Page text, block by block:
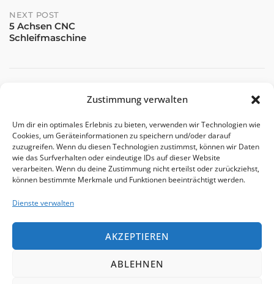
Zustimmung verwalten
Um dir ein optimales Erlebnis zu bieten, verwenden wir Technologien wie
Cookies, um Geräteinformationen zu speichern und/oder darauf
zuzugreifen. Wenn du diesen Technologien zustimmst, können wir Daten
wie das Surfverhalten oder eindeutige IDs auf dieser Website
verarbeiten. Wenn du deine Zustimmung nicht erteilst oder zurückziehst,
können bestimmte Merkmale und Funktionen beeinträchtigt werden.
Dienste verwalten
AKZEPTIEREN
ABLEHNEN
NEXT POST
5 Achsen CNC
Schleifmaschine
Matthias
View posts by Matthias